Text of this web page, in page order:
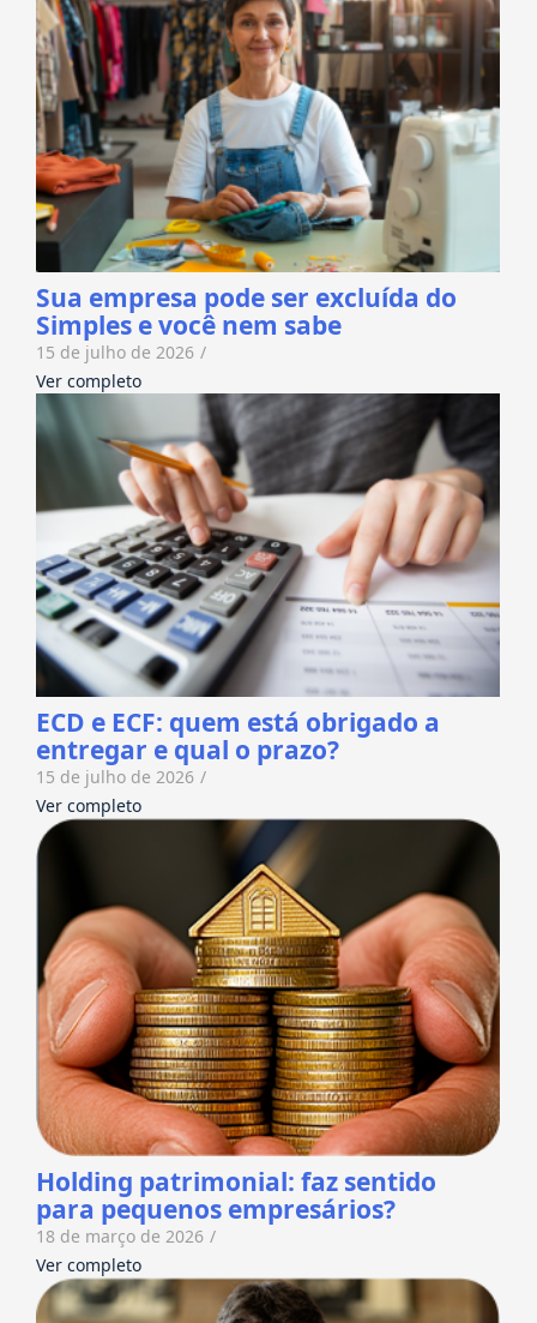
Sua empresa pode ser excluída do
Simples e você nem sabe
15 de julho de 2026 /
Ver completo
ECD e ECF: quem está obrigado a
entregar e qual o prazo?
15 de julho de 2026 /
Ver completo
Holding patrimonial: faz sentido
para pequenos empresários?
18 de março de 2026 /
Ver completo